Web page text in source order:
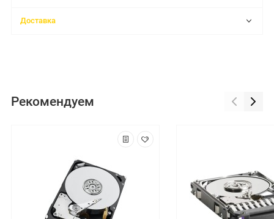
Доставка
Рекомендуем